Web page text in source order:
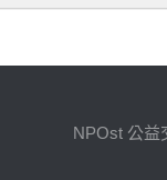
NPOst 公益